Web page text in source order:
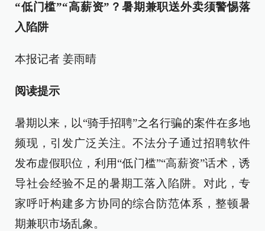
“低门槛”“高薪资”？暑期兼职送外卖须警惕落
入陷阱
本报记者 姜雨晴
阅读提示
暑期以来，以“骑手招聘”之名行骗的案件在多地
频现，引发广泛关注。不法分子通过招聘软件
发布虚假职位，利用“低门槛”“高薪资”话术，诱
导社会经验不足的暑期工落入陷阱。对此，专
家呼吁构建多方协同的综合防范体系，整顿暑
期兼职市场乱象。